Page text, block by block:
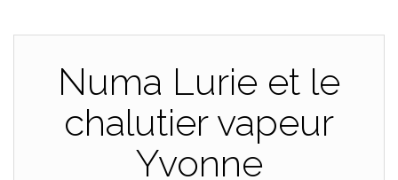
Numa Lurie et le
chalutier vapeur
Yvonne